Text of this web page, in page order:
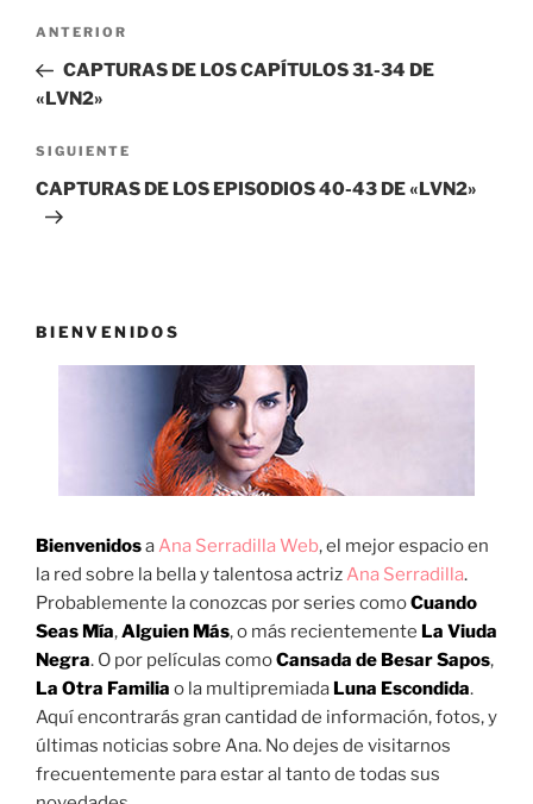
Navegación
entradas
Entrada
anterior:
ANTERIOR
CAPTURAS DE LOS CAPÍTULOS 31-34 DE
«LVN2»
Siguiente
entrada
SIGUIENTE
CAPTURAS DE LOS EPISODIOS 40-43 DE «LVN2»
BIENVENIDOS
BienvenidosaAna Serradilla Web, el mejor espacio en
la red sobre la bella y talentosa actrizAna Serradilla.
Probablemente la conozcas por series comoCuando
Seas Mía,Alguien Más, o más recientemente La Viuda
Negra. O por películas comoCansada de Besar Sapos,
La Otra Familia o la multipremiada Luna Escondida.
Aquí encontrarás gran cantidad de información, fotos, y
últimas noticias sobre Ana. No dejes de visitarnos
frecuentemente para estar al tanto de todas sus